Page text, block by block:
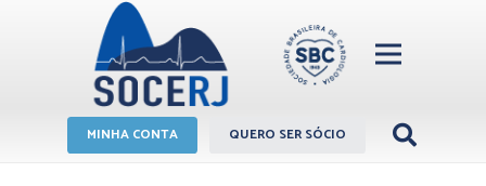
MINHA CONTA QUERO SER SÓCIO